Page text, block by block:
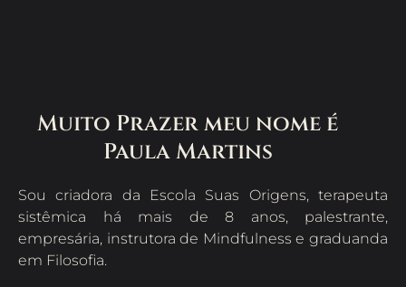
Muito Prazer meu nome é
Paula Martins​
Sou criadora da Escola Suas Origens, terapeuta
sistêmica há mais de 8 anos, palestrante,
empresária, instrutora de Mindfulness e graduanda
em Filosofia.